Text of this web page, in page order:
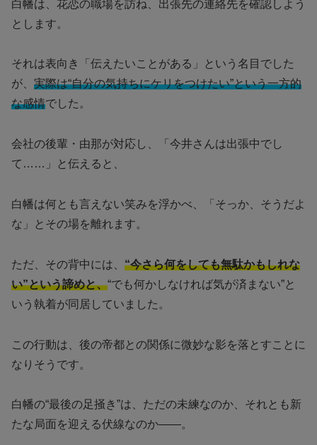
白幡は、花恋の職場を訪ね、出張先の連絡先を確認しよう
とします。
それは表向き「伝えたいことがある」という名目でした
が、 実際は“自分の気持ちにケリをつけたい”という一方的
な感情でした。
会社の後輩・由那が対応し、「今井さんは出張中でし
て……」と伝えると、
白幡は何とも言えない笑みを浮かべ、「そっか、そうだよ
な」とその場を離れます。
ただ、その背中には、 “今さら何をしても無駄かもしれな
い”という諦めと、“でも何かしなければ気が済まない”と
いう執着が同居していました。
この行動は、後の帝都との関係に微妙な影を落とすことに
なりそうです。
白幡の“最後の足掻き”は、ただの未練なのか、それとも新
たな局面を迎える伏線なのか――。